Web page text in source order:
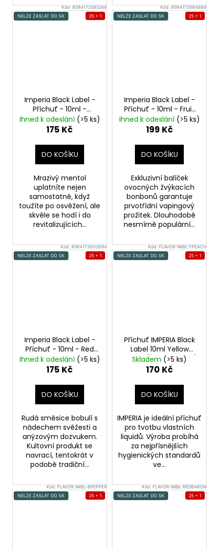
Kód:8594173595248
NELZE ZASLAT DO SK
25 + 1
Imperia Black Label -
Příchuť - 10ml -
MentolMenthol
Ihned k odeslání (>5 ks)
175 Kč
DO KOŠÍKU
Mrazivý mentol
uplatníte nejen
samostatně, když
toužíte po osvěžení, ale
skvěle se hodí i do
revitalizujících...
Kód:8594173594869
NELZE ZASLAT DO SK
25 + 1
Imperia Black Label -
Příchuť - 10ml - Fruit
Blend
Ihned k odeslání (>5 ks)
199 Kč
DO KOŠÍKU
Exkluzivní balíček
ovocných žvýkacích
bonbonů garantuje
prvotřídní vapingový
prožitek. Dlouhodobě
nesmírně populární...
Kód: 8594173602694
NELZE ZASLAT DO SK
25 + 1
Imperia Black Label -
Příchuť - 10ml - Red
BaronSměs bobulí,
Mentol, Anýz
Ihned k odeslání (>5 ks)
175 Kč
DO KOŠÍKU
Rudá směsice bobulí s
nádechem svěžesti a
anýzovým dozvukem.
Kultovní produkt se
navrací, tentokrát v
podobě tradiční...
Kód: FLAVOR-IMBL-YPEACH
NELZE ZASLAT DO SK
25 + 1
Příchuť IMPERIA Black
Label 10ml Yellow
Peach (Žlutá broskev)
Skladem (>5 ks)
170 Kč
DO KOŠÍKU
IMPERIA je ideální příchuť
pro tvotbu vlastních
liquidů. Výroba probíhá
za nejpřísnějších
hygienických standardů
ve...
Kód:FLAVOR-IMBL-BPEPPER
NELZE ZASLAT DO SK
25 + 1
Kód:FLAVOR-IMBL-REDBARON
NELZE ZASLAT DO SK
25 + 1